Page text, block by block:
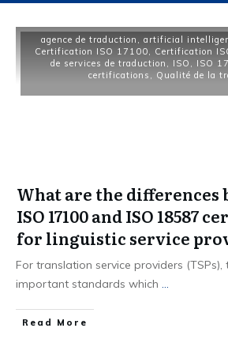
agence de traduction , artificial
Certification ISO 17100, Certification
de services de traduction , ISO , ISO
certifications , Qualité de la
What are the differences
ISO 17100 and ISO 18587
for linguistic service
For translation service providers
important standards which ...
Read More